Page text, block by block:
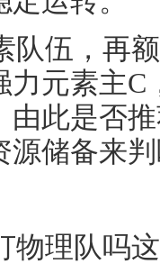
队伍，再
力元素主
由此是否
源储备来
物理队吗